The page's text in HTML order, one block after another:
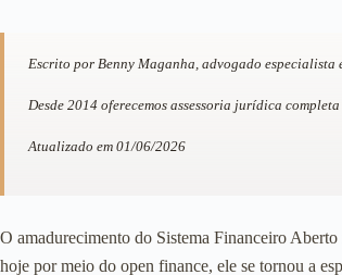
Escrito por Benny Maganha, advogado
Desde 2014 oferecemos assessoria jurídica
Atualizado em 01/06/2026
O amadurecimento do Sistema Financeiro
hoje por meio do open finance, ele se tornou a